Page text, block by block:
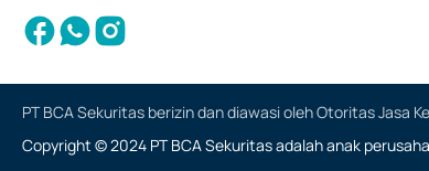
PT BCA Sekuritas berizin dan diawasi oleh Otoritas Jasa
Copyright © 2024 PT BCA Sekuritas adalah anak